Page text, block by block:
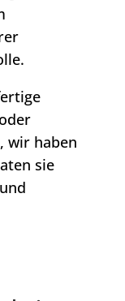
wir haben
sie